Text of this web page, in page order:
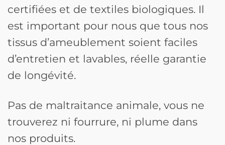
certifiées et de textiles biologiques. Il
est important pour nous que tous nos
tissus d’ameublement soient faciles
d’entretien et lavables, réelle garantie
de longévité.
Pas de maltraitance animale, vous ne
trouverez ni fourrure, ni plume dans
nos produits.